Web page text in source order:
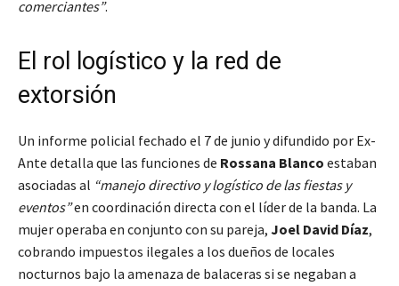
comerciantes”.
El rol logístico y la red de
extorsión
Un informe policial fechado el 7 de junio y difundido por Ex-
Ante detalla que las funciones de Rossana Blanco estaban
asociadas al “manejo directivo y logístico de las fiestas y
eventos”en coordinación directa con el líder de la banda. La
mujer operaba en conjunto con su pareja, Joel David Díaz,
cobrando impuestos ilegales a los dueños de locales
nocturnos bajo la amenaza de balaceras si se negaban a